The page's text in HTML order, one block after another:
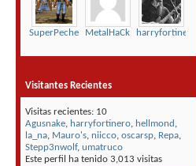
SuperPeche MetalHaCk harryfortinero
Visitantes Recientes
Visitas recientes: 10
Agusnake, harryfortinero, hellmond ,
la_na, Mauro's, niicco, oscarsp, Repa,
Stepp3nwolf, umatruco
Este perfil ha tenido 3,013 visitas